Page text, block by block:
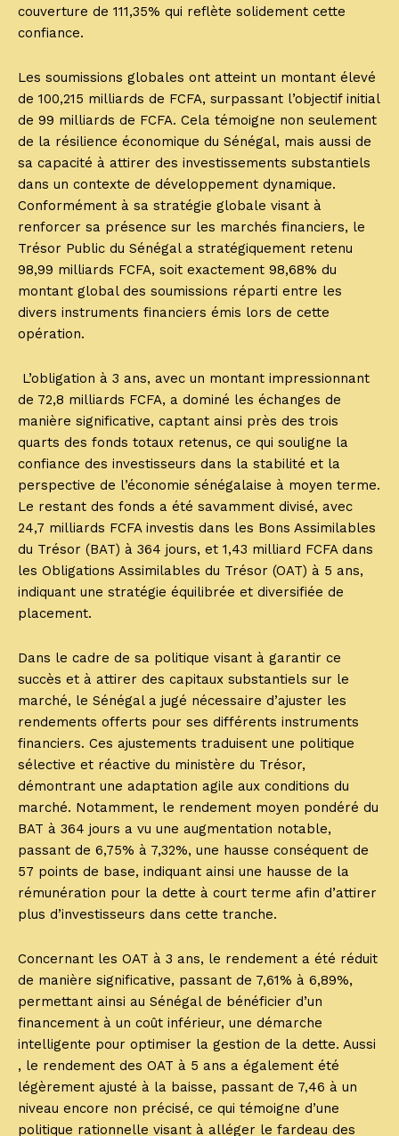
couverture de 111,35% qui reflète solidement cette
confiance.
Les soumissions globales ont atteint un montant élevé
de 100,215 milliards de FCFA, surpassant l’objectif initial
de 99 milliards de FCFA. Cela témoigne non seulement
de la résilience économique du Sénégal, mais aussi de
sa capacité à attirer des investissements substantiels
dans un contexte de développement dynamique.
Conformément à sa stratégie globale visant à
renforcer sa présence sur les marchés financiers, le
Trésor Public du Sénégal a stratégiquement retenu
98,99 milliards FCFA, soit exactement 98,68% du
montant global des soumissions réparti entre les
divers instruments financiers émis lors de cette
opération.
L’obligation à 3 ans, avec un montant impressionnant
de 72,8 milliards FCFA, a dominé les échanges de
manière significative, captant ainsi près des trois
quarts des fonds totaux retenus, ce qui souligne la
confiance des investisseurs dans la stabilité et la
perspective de l’économie sénégalaise à moyen terme.
Le restant des fonds a été savamment divisé, avec
24,7 milliards FCFA investis dans les Bons Assimilables
du Trésor (BAT) à 364 jours, et 1,43 milliard FCFA dans
les Obligations Assimilables du Trésor (OAT) à 5 ans,
indiquant une stratégie équilibrée et diversifiée de
placement.
Dans le cadre de sa politique visant à garantir ce
succès et à attirer des capitaux substantiels sur le
marché, le Sénégal a jugé nécessaire d’ajuster les
rendements offerts pour ses différents instruments
financiers. Ces ajustements traduisent une politique
sélective et réactive du ministère du Trésor,
démontrant une adaptation agile aux conditions du
marché. Notamment, le rendement moyen pondéré du
BAT à 364 jours a vu une augmentation notable,
passant de 6,75% à 7,32%, une hausse conséquent de
57 points de base, indiquant ainsi une hausse de la
rémunération pour la dette à court terme afin d’attirer
plus d’investisseurs dans cette tranche.
Concernant les OAT à 3 ans, le rendement a été réduit
de manière significative, passant de 7,61% à 6,89%,
permettant ainsi au Sénégal de bénéficier d’un
financement à un coût inférieur, une démarche
intelligente pour optimiser la gestion de la dette. Aussi
, le rendement des OAT à 5 ans a également été
légèrement ajusté à la baisse, passant de 7,46 à un
niveau encore non précisé, ce qui témoigne d’une
politique rationnelle visant à alléger le fardeau des